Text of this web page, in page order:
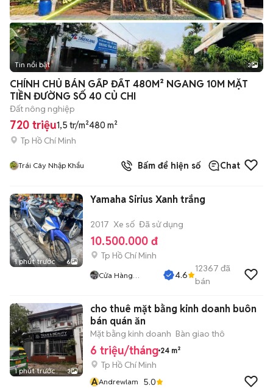
Tin nổi bật 3
CHÍNH CHỦ BÁN GẤP ĐẤT 480M² NGANG 10M MẶT
TIỀN ĐƯỜNG SỐ 40 CỦ CHI
Đất nông nghiệp
720 triệu1,5 tr/m²480 m²
Tp Hồ Chí Minh
Trái Cây Nhập Khẩu Bấm để hiện số Chat
1 phút trước 6
Yamaha Sirius Xanh trắng
2017 Xe số Đã sử dụng
10.500.000 đ
Tp Hồ Chí Minh
Cửa Hàng
4.6
12367 đã
bán
1 phút trước 3
cho thuê mặt bằng kinh doanh buôn
bán quán ăn
Mặt bằng kinh doanh Bàn giao thô
6 triệu/tháng 24 m²
Tp Hồ Chí Minh
AAndrewlam 5.0